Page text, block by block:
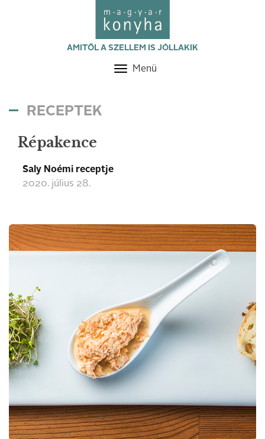
AMITŐL A SZELLEM IS JÓLLAKIK
Toggle
Menü
RECEPTEK
Répakence
Saly Noémi receptje
2020. július 28.